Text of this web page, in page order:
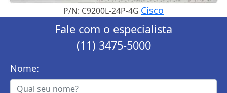
P/N: C9200L-24P-4G Cisco
Fale com o especialista
(11) 3475-5000
Nome: